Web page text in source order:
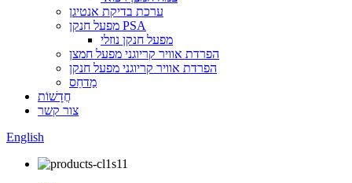
ערכת בדיקת אנטיגן
מפעל חנקן PSA
מפעל חנקן נוזלי
הפרדת אוויר קריוגני מפעל חמצן
הפרדת אוויר קריוגני מפעל חנקן
מַדחֵס
חֲדָשׁוֹת
צור קשר
English